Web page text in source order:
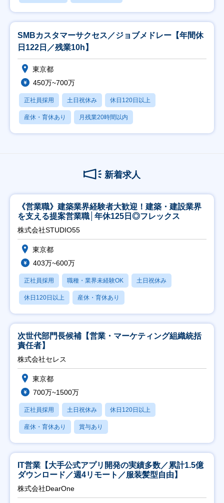
SMBカスタマーサクセス／ジョブメドレー【年間休
日122日／残業10h】
東京都
450万~700万
正社員採用 土日祝休み 休日120日以上
産休・育休あり 月残業20時間以内
新着求人
《営業職》建築業界経験者大歓迎！建築・建設業界
を支える提案営業職│年休125日◎フレックス
株式会社STUDIO55
東京都
403万~600万
正社員採用 職種・業界未経験OK 土日祝休み
休日120日以上 産休・育休あり
次世代部門長候補【営業・マーケティング組織統括
責任者】
株式会社セレス
東京都
700万~1500万
正社員採用 土日祝休み 休日120日以上
産休・育休あり 賞与あり
IT営業【大手公式アプリ開発の実績多数／累計1.5億
ダウンロード／週4リモート／服装髪型自由】
株式会社DearOne